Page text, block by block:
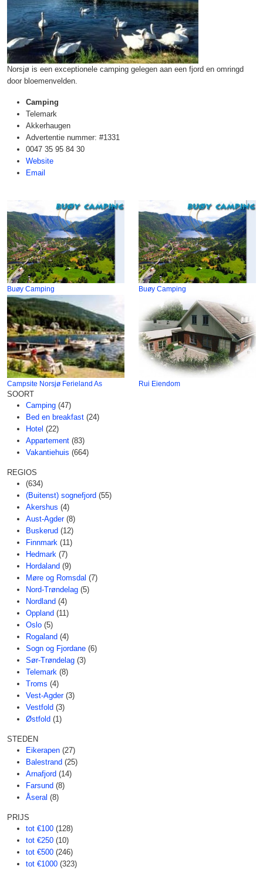
Norsjø is een exceptionele camping gelegen aan een fjord en omringd
door bloemenvelden.
Camping
Telemark
Akkerhaugen
Advertentie nummer: #1331
0047 35 95 84 30
Website
Email
Buøy Camping Buøy Camping
Campsite Norsjø Ferieland As Rui Eiendom
SOORT
Camping (47)
Bed en breakfast (24)
Hotel (22)
Appartement (83)
Vakantiehuis (664)
REGIOS
(634)
(Buitenst) sognefjord (55)
Akershus (4)
Aust-Agder (8)
Buskerud (12)
Finnmark (11)
Hedmark (7)
Hordaland (9)
Møre og Romsdal (7)
Nord-Trøndelag (5)
Nordland (4)
Oppland (11)
Oslo (5)
Rogaland (4)
Sogn og Fjordane (6)
Sør-Trøndelag (3)
Telemark (8)
Troms (4)
Vest-Agder (3)
Vestfold (3)
Østfold (1)
STEDEN
Eikerapen (27)
Balestrand (25)
Arnafjord (14)
Farsund (8)
Åseral (8)
PRIJS
tot €100 (128)
tot €250 (10)
tot €500 (246)
tot €1000 (323)